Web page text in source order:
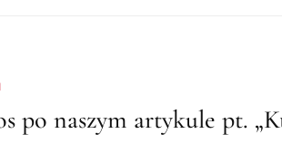
po naszym artykule pt.